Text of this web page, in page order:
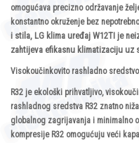
omogućava precizno održavanje
konstantno okruženje bez
i stila, LG klima uređaj W12TI je
zahtijeva efikasnu klimatizaciju uz
Visokoučinkovito rashladno sredstvo
R32 je ekološki prihvatljivo,
rashladnog sredstva R32 znatno
globalnog zagrijavanja i minimalno
kompresije R32 omogućuju veći